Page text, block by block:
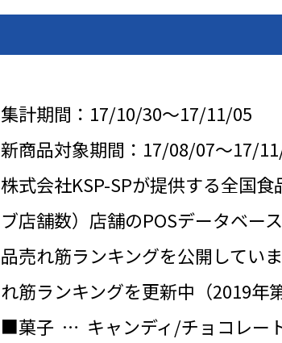
集計期間：17/10/30～17/11/05
新商品対象期間：17/08/07～17/
株式会社KSP-SPが提供する全国
ブ店舗数）店舗のPOSデータベー
品売れ筋ランキングを公開してい
れ筋ランキングを更新中（2019年
■菓子 … キャンディ/チョコレー